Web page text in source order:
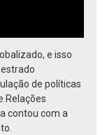
e isso
de políticas
Relações
contou com a